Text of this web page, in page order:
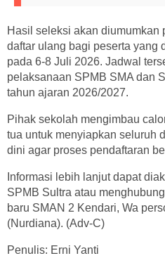
Hasil seleksi akan diumumkan
daftar ulang bagi peserta yang
pada 6-8 Juli 2026. Jadwal
pelaksanaan SPMB SMA dan
tahun ajaran 2026/2027.
Pihak sekolah mengimbau
tua untuk menyiapkan seluruh
dini agar proses pendaftaran
Informasi lebih lanjut dapat
SPMB Sultra atau
baru SMAN 2 Kendari, Wa
(Nurdiana). (Adv-C)
Penulis: Erni Yanti